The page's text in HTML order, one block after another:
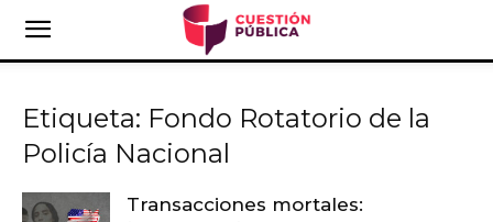
Etiqueta: Fondo Rotatorio de la
Policía Nacional
Transacciones mortales: